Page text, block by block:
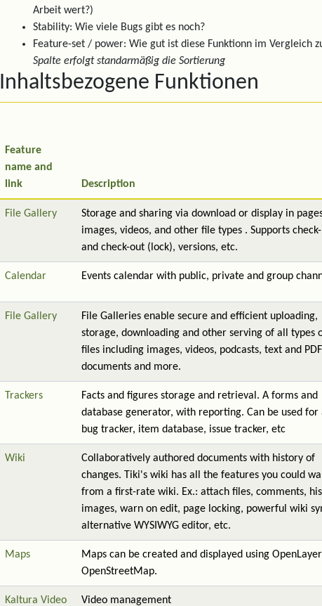
Arbeit wert?)
Stability: Wie viele Bugs gibt es noch?
Feature-set / power: Wie gut ist diese Funktionn im Vergleich
Spalte erfolgt standarmäßig die Sortierung
Inhaltsbezogene Funktionen
Feature
name and
link
Description
File Gallery
Storage and sharing via download or display in
images, videos, and other file types . Supports
and check-out (lock), versions, etc.
Calendar Events calendar with public, private and group
File Gallery
File Galleries enable secure and efficient uploading,
storage, downloading and other serving of all types
files including images, videos, podcasts, text and PDF
documents and more.
Trackers
Facts and figures storage and retrieval. A forms and
database generator, with reporting. Can be used for
bug tracker, item database, issue tracker, etc
Wiki
Collaboratively authored documents with history of
changes. Tiki's wiki has all the features you could
from a first-rate wiki. Ex.: attach files, comments,
images, warn on edit, page locking, powerful wiki
alternative WYSIWYG editor, etc.
Maps
Maps can be created and displayed using
OpenStreetMap.
Kaltura Video Video management